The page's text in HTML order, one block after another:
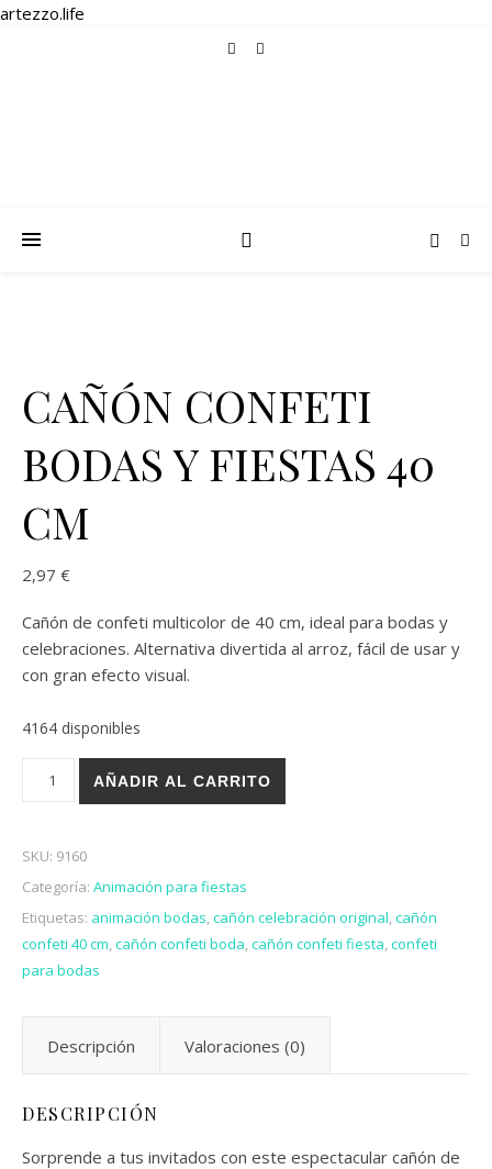
artezzo.life
CAÑÓN CONFETI
BODAS Y FIESTAS 40
CM
2,97 €
Cañón de confeti multicolor de 40 cm, ideal para bodas y
celebraciones. Alternativa divertida al arroz, fácil de usar y
con gran efecto visual.
4164 disponibles
CAÑÓN CONFETI BODAS Y FIESTAS 40 CM cantidad
AÑADIR AL CARRITO
SKU: 9160
Categoría: Animación para fiestas
Etiquetas: animación bodas,cañón celebración original,cañón
confeti 40 cm,cañón confeti boda,cañón confeti fiesta,confeti
para bodas
Descripción Valoraciones (0)
DESCRIPCIÓN
Sorprende a tus invitados con este espectacular cañón de